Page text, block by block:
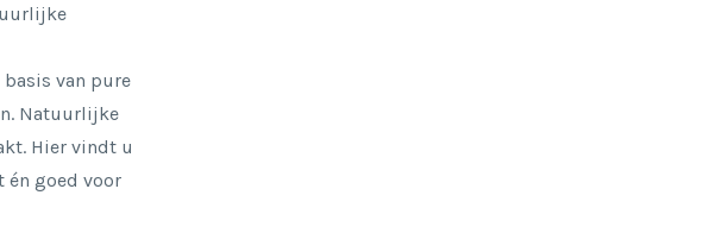
van pure
Natuurlijke
Hier vindt u
én goed voor